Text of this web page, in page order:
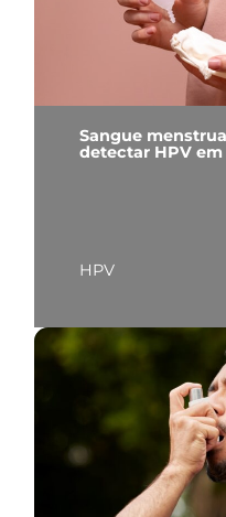
Sangue
detectar HPV
HPV